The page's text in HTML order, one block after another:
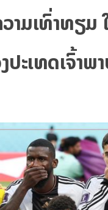
າມເທົ່າທຽ
ະເທດເຈົ້າພ